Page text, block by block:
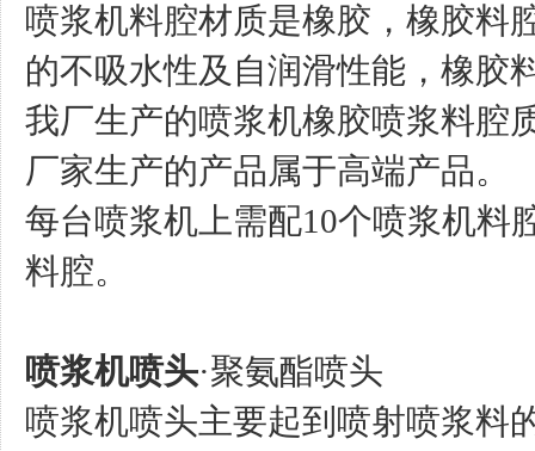
喷浆机料腔材质是橡胶，橡胶料
的不吸水性及自润滑性能，橡胶
我厂生产的喷浆机橡胶喷浆料腔
厂家生产的产品属于高端产品。
每台喷浆机上需配10个喷浆机料
料腔。
喷浆机喷头·聚氨酯喷头
喷浆机喷头主要起到喷射喷浆料